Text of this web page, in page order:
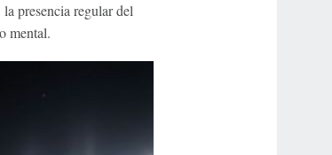
presencia regular del
mental.